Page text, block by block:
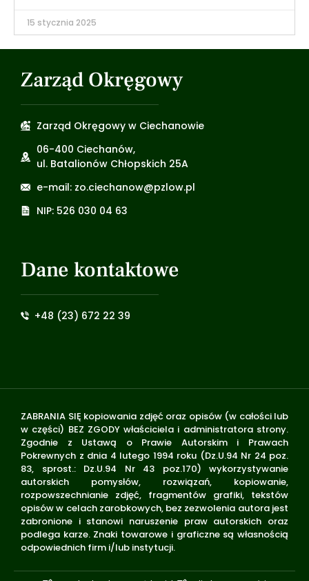
15 stycznia 2025
Zarząd Okręgowy
Zarząd Okręgowy w Ciechanowie
06-400 Ciechanów,
ul. Batalionów Chłopskich 25A
e-mail: zo.ciechanow@pzlow.pl
NIP: 526 030 04 63
Dane kontaktowe
+48 (23) 672 22 39
ZABRANIA SIĘ kopiowania zdjęć oraz opisów (w całości lub
w części) BEZ ZGODY właściciela i administratora strony.
Zgodnie z Ustawą o Prawie Autorskim i Prawach
Pokrewnych z dnia 4 lutego 1994 roku (Dz.U.94 Nr 24 poz.
83, sprost.: Dz.U.94 Nr 43 poz.170) wykorzystywanie
autorskich pomysłów, rozwiązań, kopiowanie,
rozpowszechnianie zdjęć, fragmentów grafiki, tekstów
opisów w celach zarobkowych, bez zezwolenia autora jest
zabronione i stanowi naruszenie praw autorskich oraz
podlega karze. Znaki towarowe i graficzne są własnością
odpowiednich firm i/lub instytucji.